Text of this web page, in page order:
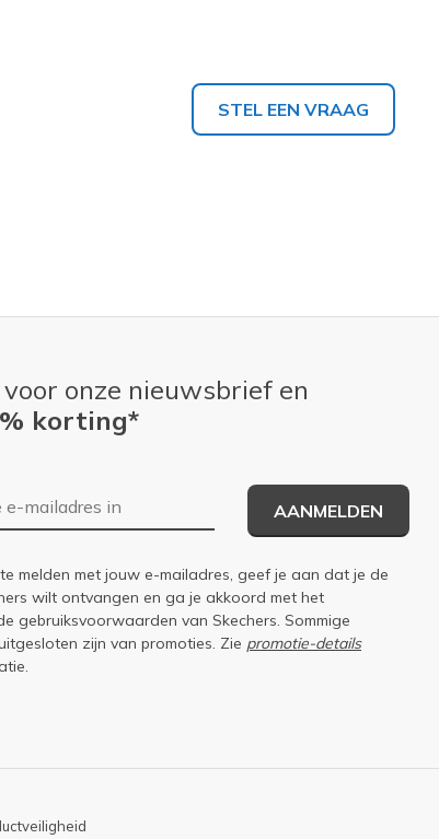
STEL EEN VRAAG
onze nieuwsbrief en
korting*
AANMELDEN
melden met jouw e-mailadres, geef je aan dat je de
wilt ontvangen en ga je akkoord met het
gebruiksvoorwaarden van Skechers. Sommige
zijn van promoties. Zie promotie-details